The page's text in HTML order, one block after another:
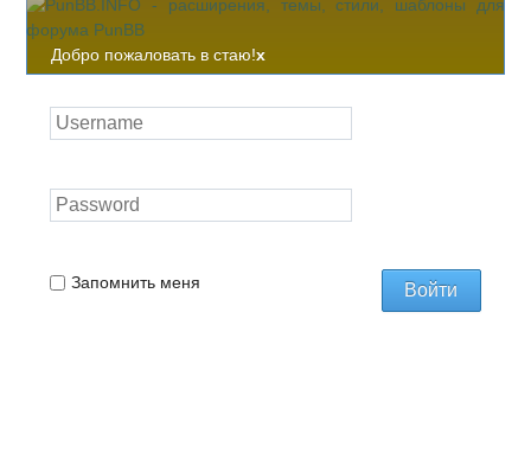
Добро пожаловать в стаю!x
Запомнить меня